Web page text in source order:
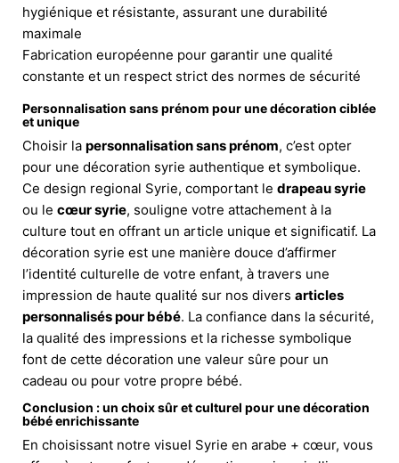
hygiénique et résistante, assurant une durabilité
maximale
Fabrication européenne pour garantir une qualité
constante et un respect strict des normes de sécurité
Personnalisation sans prénom pour une décoration ciblée
et unique
Choisir la personnalisation sans prénom, c’est opter
pour une décoration syrie authentique et symbolique.
Ce design regional Syrie, comportant le drapeau syrie
ou le cœur syrie, souligne votre attachement à la
culture tout en offrant un article unique et significatif. La
décoration syrie est une manière douce d’affirmer
l’identité culturelle de votre enfant, à travers une
impression de haute qualité sur nos divers articles
personnalisés pour bébé. La confiance dans la sécurité,
la qualité des impressions et la richesse symbolique
font de cette décoration une valeur sûre pour un
cadeau ou pour votre propre bébé.
Conclusion : un choix sûr et culturel pour une décoration
bébé enrichissante
En choisissant notre visuel Syrie en arabe + cœur, vous